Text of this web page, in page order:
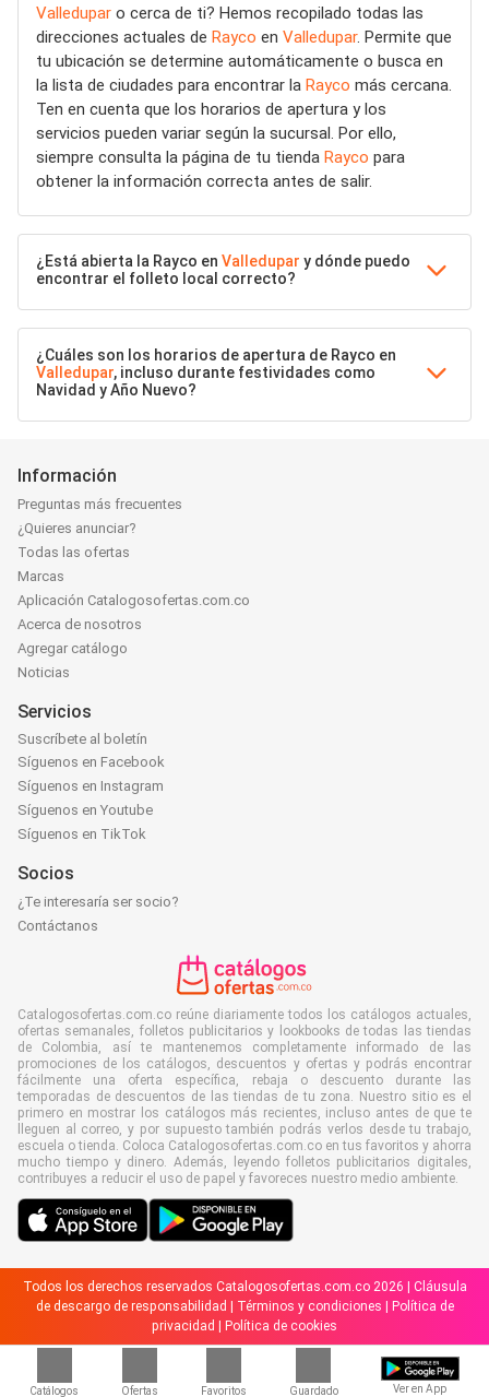
Catálogos Ofertas Favoritos Guardado Ver en App
Valledupar o cerca de ti? Hemos recopilado todas las
direcciones actuales de Rayco en Valledupar. Permite que
tu ubicación se determine automáticamente o busca en
la lista de ciudades para encontrar la Rayco más cercana.
Ten en cuenta que los horarios de apertura y los
servicios pueden variar según la sucursal. Por ello,
siempre consulta la página de tu tienda Rayco para
obtener la información correcta antes de salir.
¿Está abierta la Rayco en Valledupar y dónde puedo
encontrar el folleto local correcto?
¿Cuáles son los horarios de apertura de Rayco en
Valledupar, incluso durante festividades como
Navidad y Año Nuevo?
Información
Preguntas más frecuentes
¿Quieres anunciar?
Todas las ofertas
Marcas
Aplicación Catalogosofertas.com.co
Acerca de nosotros
Agregar catálogo
Noticias
Servicios
Suscríbete al boletín
Síguenos en Facebook
Síguenos en Instagram
Síguenos en Youtube
Síguenos en TikTok
Socios
¿Te interesaría ser socio?
Contáctanos
Catalogosofertas.com.co reúne diariamente todos los catálogos actuales,
ofertas semanales, folletos publicitarios y lookbooks de todas las tiendas
de Colombia, así te mantenemos completamente informado de las
promociones de los catálogos, descuentos y ofertas y podrás encontrar
fácilmente una oferta específica, rebaja o descuento durante las
temporadas de descuentos de las tiendas de tu zona. Nuestro sitio es el
primero en mostrar los catálogos más recientes, incluso antes de que te
lleguen al correo, y por supuesto también podrás verlos desde tu trabajo,
escuela o tienda. Coloca Catalogosofertas.com.co en tus favoritos y ahorra
mucho tiempo y dinero. Además, leyendo folletos publicitarios digitales,
contribuyes a reducir el uso de papel y favoreces nuestro medio ambiente.
Todos los derechos reservados Catalogosofertas.com.co 2026 | Cláusula
de descargo de responsabilidad
Términos y condiciones
Política de
privacidad
Política de cookies